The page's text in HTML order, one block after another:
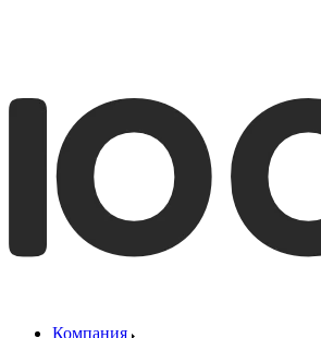
Компания